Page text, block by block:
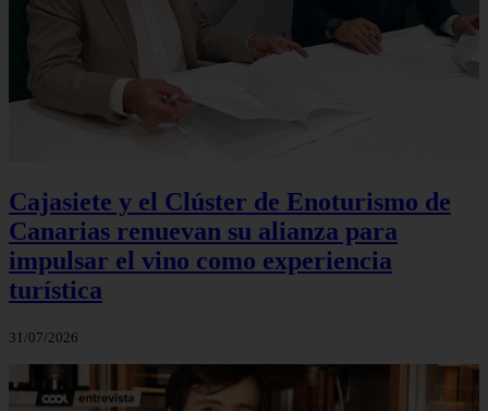
Cajasiete y el Clúster de Enoturismo de
Canarias renuevan su alianza para
impulsar el vino como experiencia
turística
31/07/2026